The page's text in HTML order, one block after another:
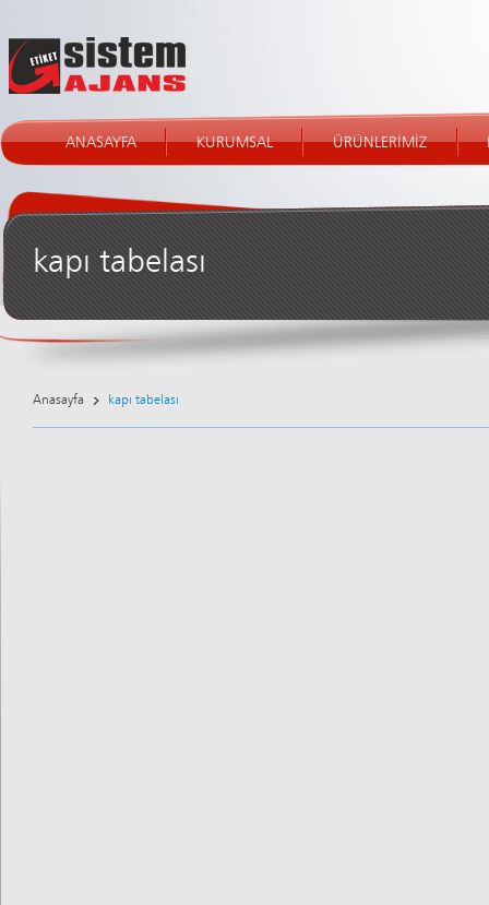
ANASAYFA KURUMSAL ÜRÜNLERİMİZ
kapı tabelası
Anasayfa kapı tabelası